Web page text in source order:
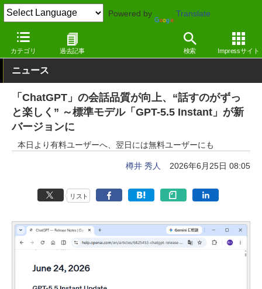
Powered by Translate
カテゴリ 過去記事 検索 Impressサイト
窓の杜 生成AI GPT
ニュース
「ChatGPT」の会話品質が向上、“話すのがずっ
と楽しく” ～標準モデル「GPT-5.5 Instant」が新
バージョンに
本日より有料ユーザーへ、翌日には無料ユーザーにも
樽井 秀人 2026年6月25日 08:05
リスト